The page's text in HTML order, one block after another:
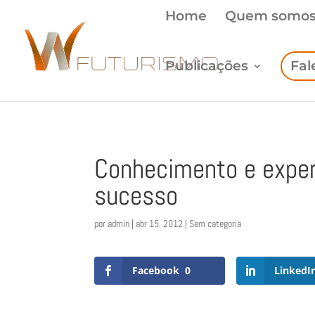
Home Quem
Publicações
Conhecimento e
sucesso
por admin abr 15, 2012 | Sem categoria
Facebook 0